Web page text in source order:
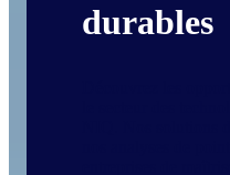
durables